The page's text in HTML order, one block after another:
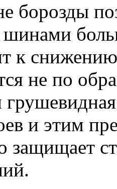
борозды
к
не по
и этим
защищает